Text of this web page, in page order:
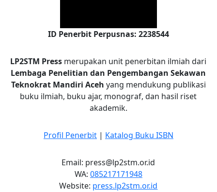
ID Penerbit Perpusnas: 2238544
LP2STM Press merupakan unit penerbitan ilmiah dari
Lembaga Penelitian dan Pengembangan Sekawan
Teknokrat Mandiri Aceh yang mendukung publikasi
buku ilmiah, buku ajar, monograf, dan hasil riset
akademik.
Profil Penerbit| Katalog Buku ISBN
Email: press@lp2stm.or.id
WA: 085217171948
Website: press.lp2stm.or.id